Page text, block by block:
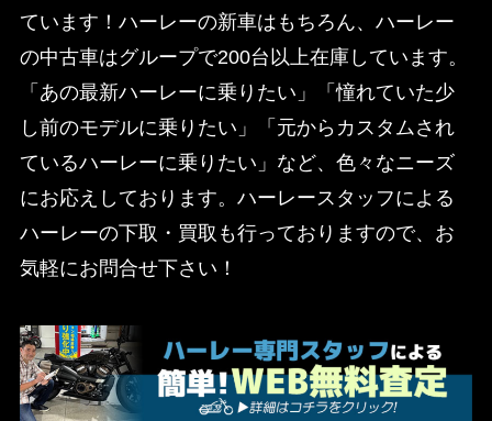
ています！ハーレーの新車はもちろん、ハーレー
の中古車はグループで200台以上在庫しています。
「あの最新ハーレーに乗りたい」「憧れていた少
し前のモデルに乗りたい」「元からカスタムされ
ているハーレーに乗りたい」など、色々なニーズ
にお応えしております。ハーレースタッフによる
ハーレーの下取・買取も行っておりますので、お
気軽にお問合せ下さい！